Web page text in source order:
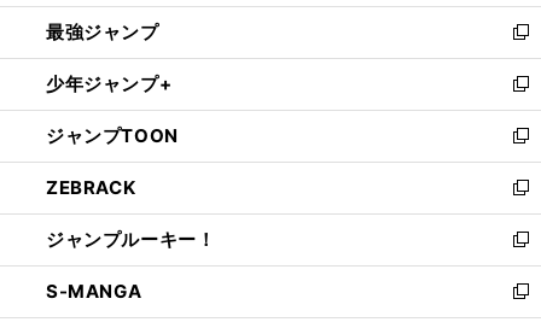
ン
ド
ウ
で
開
く
ウ
ィ
ン
ド
ウ
で
開
く
し
い
ウ
ィ
ン
ド
ウ
で
開
く
最強ジャンプ
新
し
い
ウ
ィ
ン
ド
ウ
で
開
く
少年ジャンプ+
新
し
い
ウ
ィ
ン
ド
ウ
で
開
ジャンプTOON
新
し
い
ウ
ィ
ン
ド
ウ
ZEBRACK
新
し
い
ウ
ィ
ン
ジャンプルーキー！
新
し
い
ウ
S-MANGA
新
し